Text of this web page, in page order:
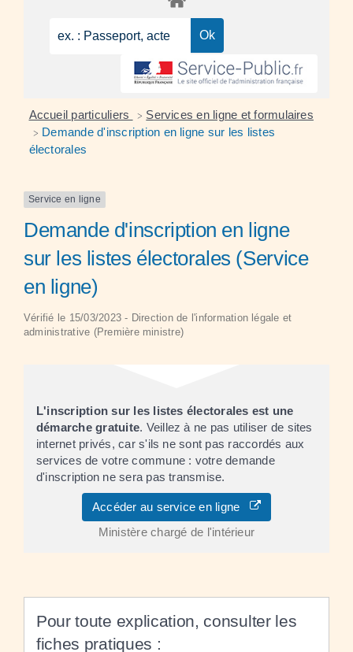
Accueil particuliers > Services en ligne et formulaires
> Demande d'inscription en ligne sur les listes
électorales
Service en ligne
Demande d'inscription en ligne
sur les listes électorales (Service
en ligne)
Vérifié le 15/03/2023 - Direction de l'information légale et
administrative (Première ministre)
L'inscription sur les listes électorales est une
démarche gratuite. Veillez à ne pas utiliser de sites
internet privés, car s'ils ne sont pas raccordés aux
services de votre commune : votre demande
d'inscription ne sera pas transmise.
Accéder au service en ligne
Ministère chargé de l'intérieur
Pour toute explication, consulter les
fiches pratiques :